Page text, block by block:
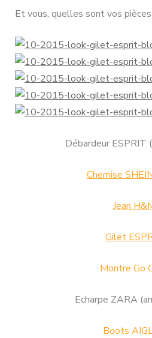
Et vous, quelles sont vos
Débardeur ESPRIT
Chemise
Jean
Gilet
Montre Go
Echarpe ZARA
Boots